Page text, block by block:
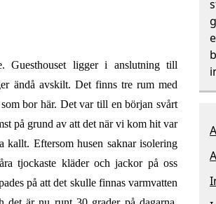
Guesthouset ligger i anslutning till
ändå avskilt. Det finns tre rum med
bor här. Det var till en början svårt
på grund av att det när vi kom hit var
kallt. Eftersom husen saknar isolering
tjockaste kläder och jackor på oss
på att det skulle finnas varmvatten